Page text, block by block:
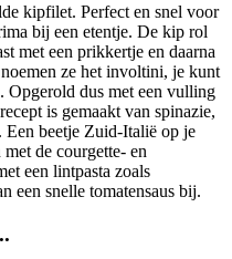
kipfilet. Perfect en snel voor
bij een etentje. De kip rol
met een prikkertje en daarna
ze het involtini, je kunt
Opgerold dus met een vulling
is gemaakt van spinazie,
beetje Zuid-Italië op je
de courgette- en
een lintpasta zoals
een snelle tomatensaus bij.